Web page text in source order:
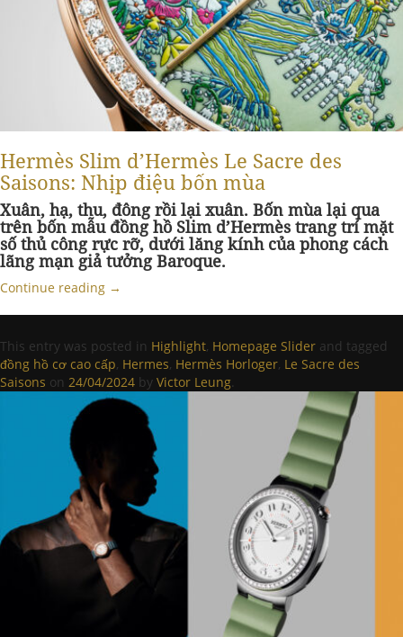
Hermès Slim d’Hermès Le Sacre des
Saisons: Nhịp điệu bốn mùa
Xuân, hạ, thu, đông rồi lại xuân. Bốn mùa lại qua
trên bốn mẫu đồng hồ Slim d’Hermès trang trí mặt
số thủ công rực rỡ, dưới lăng kính của phong cách
lãng mạn giả tưởng Baroque.
Continue reading →
This entry was posted in Highlight, Homepage Slider and tagged
đồng hồ cơ cao cấp, Hermes, Hermès Horloger, Le Sacre des
Saisons on 24/04/2024 by Victor Leung.